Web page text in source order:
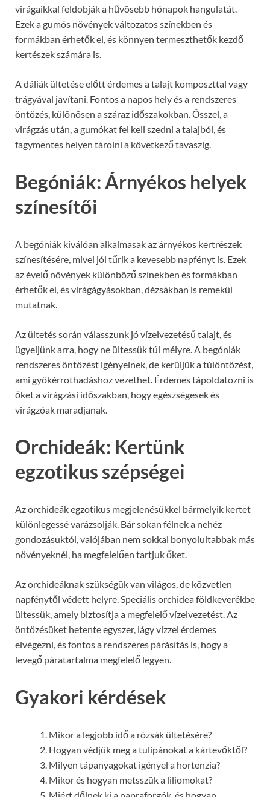
virágaikkal feldobják a hűvösebb hónapok hangulatát.
Ezek a gumós növények változatos színekben és
formákban érhetők el, és könnyen termeszthetők kezdő
kertészek számára is.
A dáliák ültetése előtt érdemes a talajt komposzttal vagy
trágyával javítani. Fontos a napos hely és a rendszeres
öntözés, különösen a száraz időszakokban. Ősszel, a
virágzás után, a gumókat fel kell szedni a talajból, és
fagymentes helyen tárolni a következő tavaszig.
Begóniák: Árnyékos helyek
színesítői
A begóniák kiválóan alkalmasak az árnyékos kertrészek
színesítésére, mivel jól tűrik a kevesebb napfényt is. Ezek
az évelő növények különböző színekben és formákban
érhetők el, és virágágyásokban, dézsákban is remekül
mutatnak.
Az ültetés során válasszunk jó vízelvezetésű talajt, és
ügyeljünk arra, hogy ne ültessük túl mélyre. A begóniák
rendszeres öntözést igényelnek, de kerüljük a túlöntözést,
ami gyökérrothadáshoz vezethet. Érdemes tápoldatozni is
őket a virágzási időszakban, hogy egészségesek és
virágzóak maradjanak.
Orchideák: Kertünk
egzotikus szépségei
Az orchideák egzotikus megjelenésükkel bármelyik kertet
különlegessé varázsolják. Bár sokan félnek a nehéz
gondozásuktól, valójában nem sokkal bonyolultabbak más
növényeknél, ha megfelelően tartjuk őket.
Az orchideáknak szükségük van világos, de közvetlen
napfénytől védett helyre. Speciális orchidea földkeverékbe
ültessük, amely biztosítja a megfelelő vízelvezetést. Az
öntözésüket hetente egyszer, lágy vízzel érdemes
elvégezni, és fontos a rendszeres párásítás is, hogy a
levegő páratartalma megfelelő legyen.
Gyakori kérdések
Mikor a legjobb idő a rózsák ültetésére?
Hogyan védjük meg a tulipánokat a kártevőktől?
Milyen tápanyagokat igényel a hortenzia?
Mikor és hogyan metsszük a liliomokat?